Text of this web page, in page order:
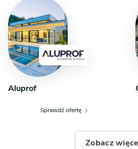
Aluprof
Sprawdź ofertę
Zobacz